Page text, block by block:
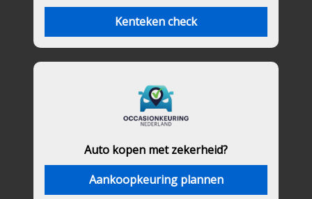
Kenteken check
Auto kopen met zekerheid?
Aankoopkeuring plannen